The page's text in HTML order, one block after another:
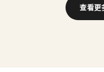
查看更